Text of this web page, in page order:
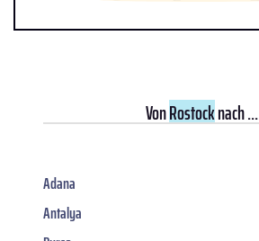
VonRostocknach ...
Adana
Antalya